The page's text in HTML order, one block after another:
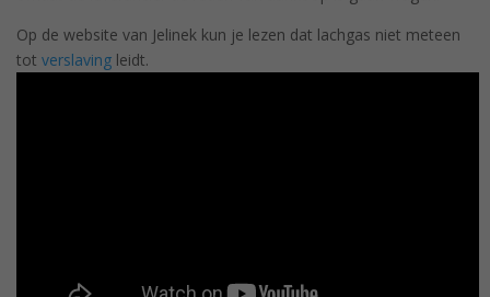
Op de website van Jelinek kun je lezen dat lachgas niet meteen
tot verslaving leidt.